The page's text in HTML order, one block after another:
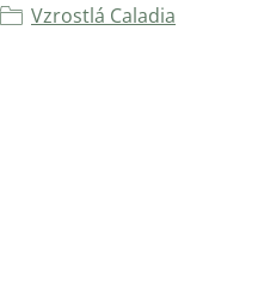
Vzrostlá Caladia